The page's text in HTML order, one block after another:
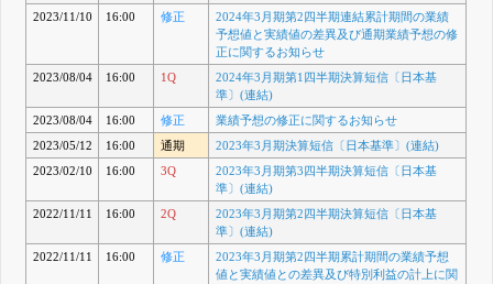
2023/11/10
16:00 修正
2024年3月期第2四半期連結累計期間の業績
予想値と実績値の差異及び通期業績予想の修
正に関するお知らせ
2023/08/04
16:00 1Q
2024年3月期第1四半期決算短信〔日本基
準〕(連結)
2023/08/04
16:00 修正
業績予想の修正に関するお知らせ
2023/05/12
16:00 通期
2023年3月期決算短信〔日本基準〕(連結)
2023/02/10
16:00 3Q
2023年3月期第3四半期決算短信〔日本基
準〕(連結)
2022/11/11
16:00 2Q
2023年3月期第2四半期決算短信〔日本基
準〕(連結)
2022/11/11
16:00 修正
2023年3月期第2四半期累計期間の業績予想
値と実績値との差異及び特別利益の計上に関